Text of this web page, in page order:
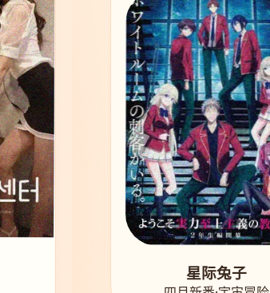
星际兔子